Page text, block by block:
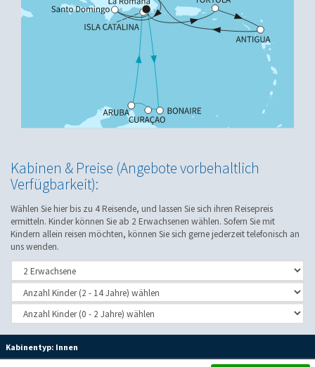
Kabinen & Preise (Angebote vorbehaltlich
Verfügbarkeit):
Wählen Sie hier bis zu 4 Reisende, und lassen Sie sich ihren Reisepreis
ermitteln. Kinder können Sie ab 2 Erwachsenen wählen. Sofern Sie mit
Kindern allein reisen möchten, können Sie sich gerne jederzeit telefonisch an
uns wenden.
Kabinentyp: Innen